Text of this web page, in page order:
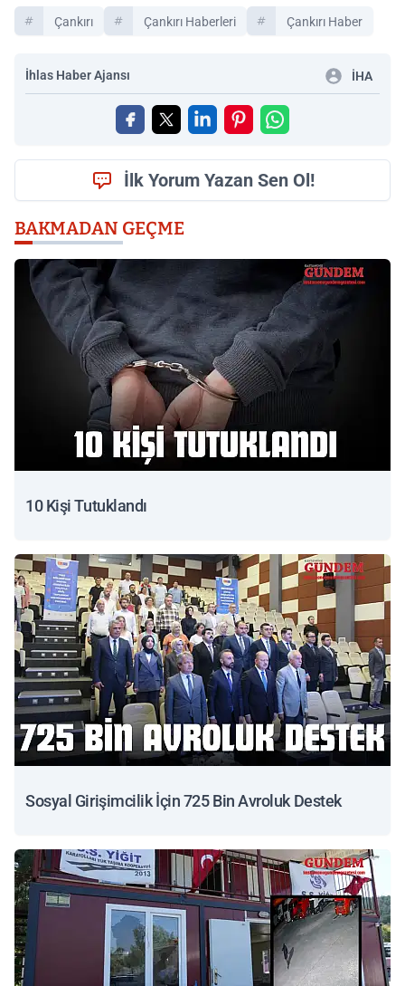
Çankırı Çankırı Haberleri Çankırı Haber
İhlas Haber Ajansı İHA
İlk Yorum Yazan Sen Ol!
BAKMADAN GEÇME
10 Kişi Tutuklandı
Sosyal Girişimcilik İçin 725 Bin Avroluk Destek